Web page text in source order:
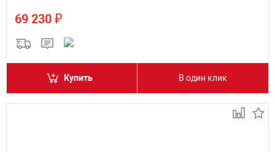
69 230 ₽
Купить В один клик